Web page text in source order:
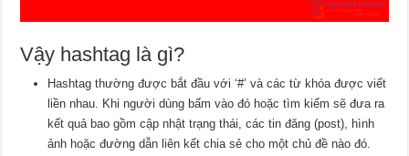
Vậy hashtag là gì?
Hashtag thường được bắt đầu với ‘#’ và các từ khóa được viết
liền nhau. Khi người dùng bấm vào đó hoặc tìm kiếm sẽ đưa ra
kết quả bao gồm cập nhật trạng thái, các tin đăng (post), hình
ảnh hoặc đường dẫn liên kết chia sẻ cho một chủ đề nào đó.